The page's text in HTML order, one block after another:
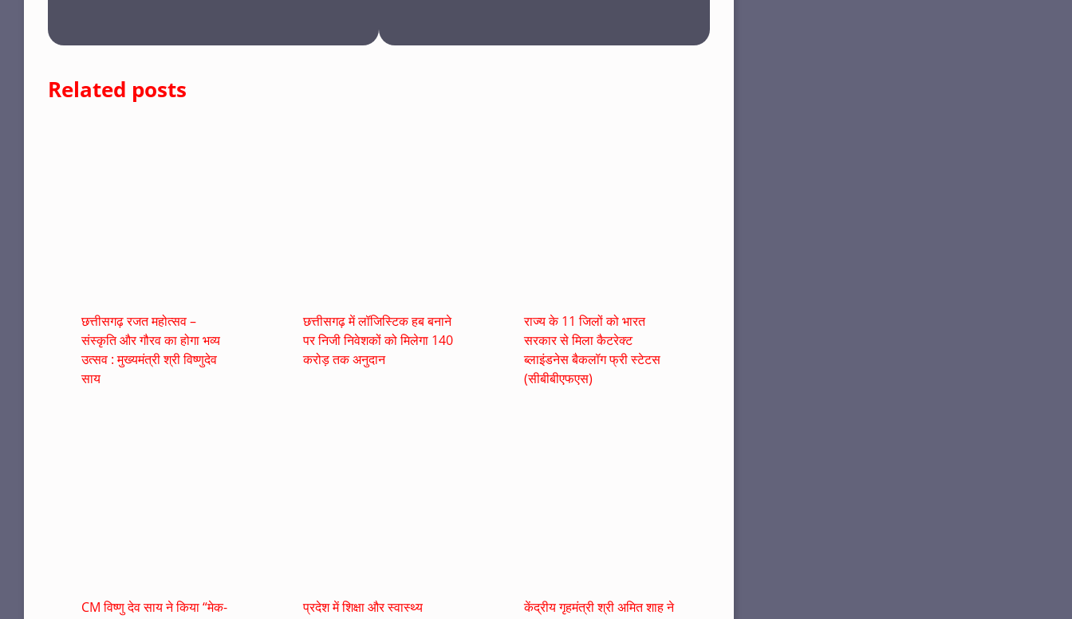
Related posts
छत्तीसगढ़ रजत महोत्सव –
संस्कृति और गौरव का होगा भव्य
उत्सव : मुख्यमंत्री श्री विष्णुदेव
साय
छत्तीसगढ़ में लॉजिस्टिक हब बनाने
पर निजी निवेशकों को मिलेगा 140
करोड़ तक अनुदान
राज्य के 11 जिलों को भारत
सरकार से मिला कैटरेक्ट
ब्लाइंडनेस बैकलॉग फ्री स्टेटस
(सीबीबीएफएस)
CM विष्णु देव साय ने किया “मेक-
प्रदेश में शिक्षा और स्वास्थ्य
केंद्रीय गृहमंत्री श्री अमित शाह ने